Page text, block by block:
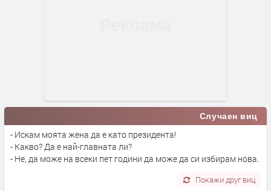
Случаен виц
- Искам моята жена да е като президента!
- Какво? Да е най-главната ли?
- Не, да може на всеки пет години да може да си избирам нова.
Покажи друг виц